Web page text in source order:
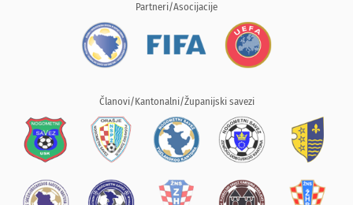
Partneri/Asocijacije
Članovi/Kantonalni/Županijski savezi